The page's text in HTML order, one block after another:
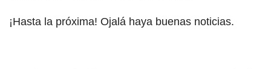
¡Hasta la próxima! Ojalá haya buenas noticias.